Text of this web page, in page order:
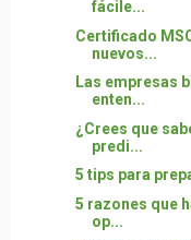
fácile...
Certificado
nuevos...
Las empresas
enten...
¿Crees que
predi...
5 tips para
5 razones que
op...